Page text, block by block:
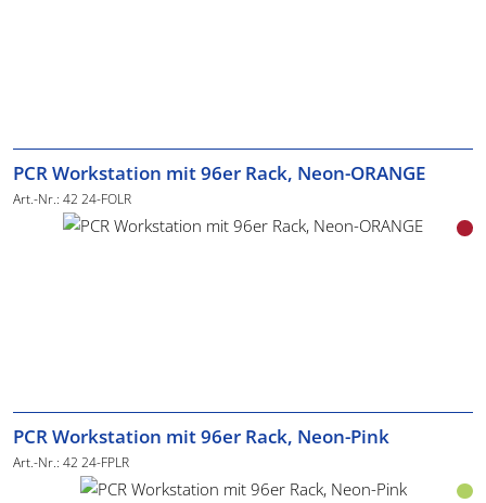
PCR Workstation mit 96er Rack, Neon-ORANGE
Art.-Nr.: 42 24-FOLR
PCR Workstation mit 96er Rack, Neon-Pink
Art.-Nr.: 42 24-FPLR